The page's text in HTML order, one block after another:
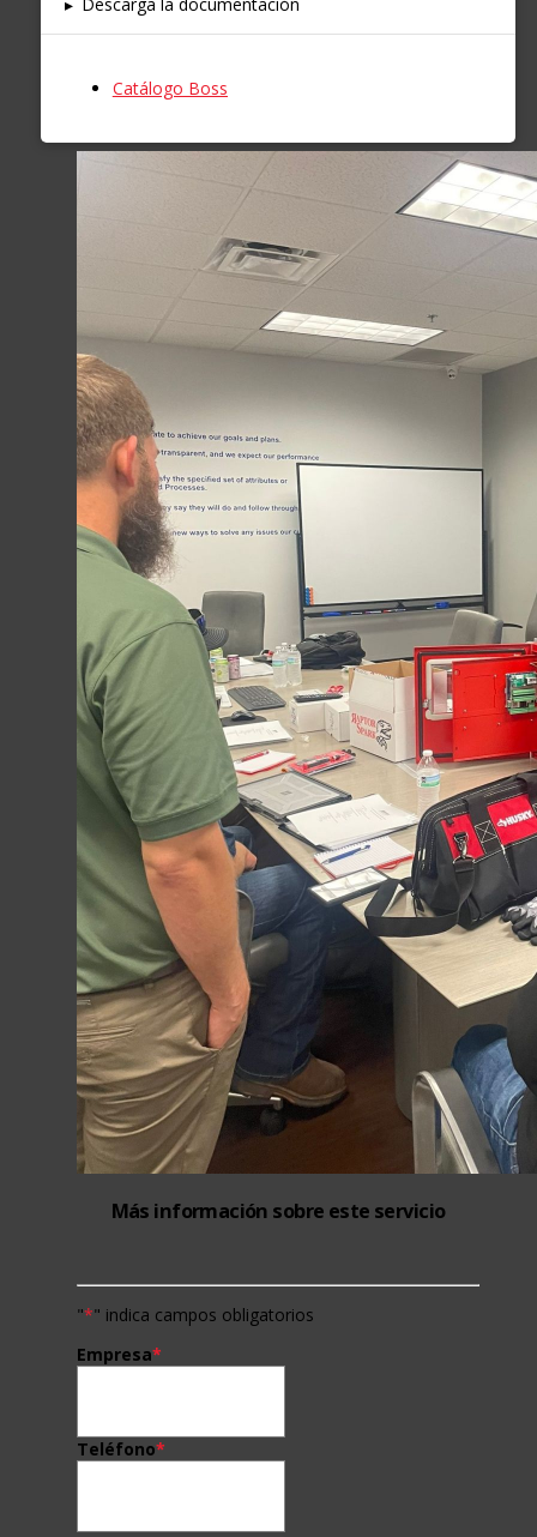
Catálogo Boss
Más información sobre este servicio
"*" indica campos obligatorios
Empresa*
Teléfono*